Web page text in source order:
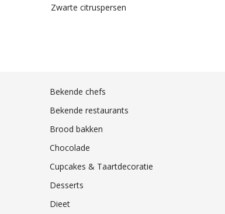
Zwarte citruspersen
Bekende chefs
Bekende restaurants
Brood bakken
Chocolade
Cupcakes & Taartdecoratie
Desserts
Dieet